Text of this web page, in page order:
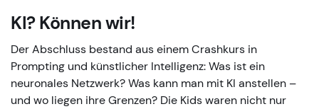
KI? Können wir!
Der Abschluss bestand aus einem Crashkurs in
Prompting und künstlicher Intelligenz: Was ist ein
neuronales Netzwerk? Was kann man mit KI anstellen –
und wo liegen ihre Grenzen? Die Kids waren nicht nur